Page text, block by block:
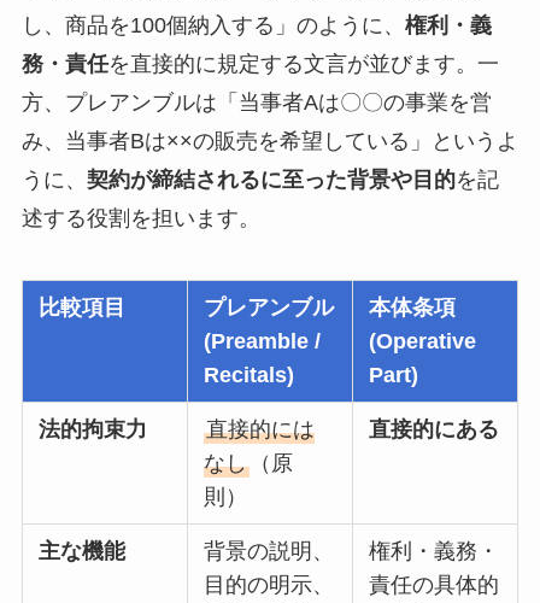
し、商品を100個納入する」のように、 権利・義
務・責任を直接的に規定する文言が並びます。一
方、プレアンブルは「当事者Aは〇〇の事業を営
み、当事者Bは××の販売を希望している」というよ
うに、 契約が締結されるに至った背景や目的を記
述する役割を担います。
比較項目
プレアンブル
(Preamble /
Recitals)
本体条項
(Operative
Part)
法的拘束力
直接的には
なし （原
則）
直接的にある
主な機能
背景の説明、
目的の明示、
権利・義務・
責任の具体的